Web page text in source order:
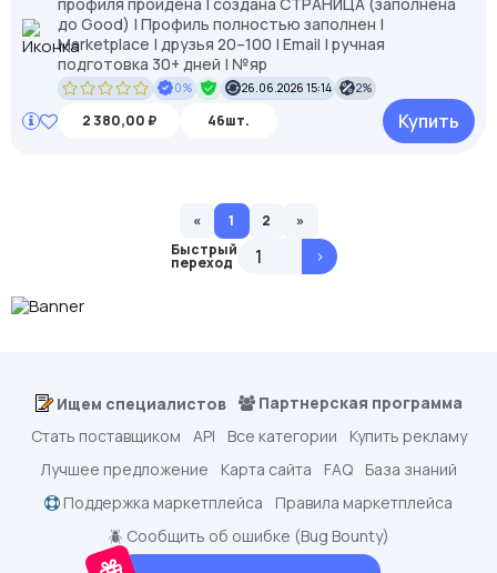
до Good) | Профиль полностью заполнен |
Marketplace | друзья 20–100 | Email | ручная
подготовка 30+ дней | №яр
0% 26.06.2026 15:14 2%
2 380,00 ₽ 46шт. Купить
« 1 2
»
Быстрый
переход >
Ищем специалистов
Партнерская программа
Стать поставщиком
API Все категории
Купить рекламу
Лучшее предложение
Карта сайта FAQ
База знаний
Поддержка маркетплейса
Правила маркетплейса
🪲 Сообщить об ошибке (Bug Bounty)